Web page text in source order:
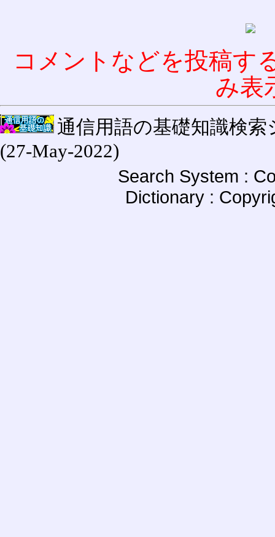
コメントなどを投稿す
み表
通信用語の基礎知識検索
(27-May-2022)
Search System :
Dictionary :